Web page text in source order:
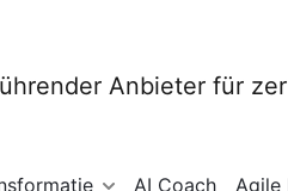
AI Coach Agile